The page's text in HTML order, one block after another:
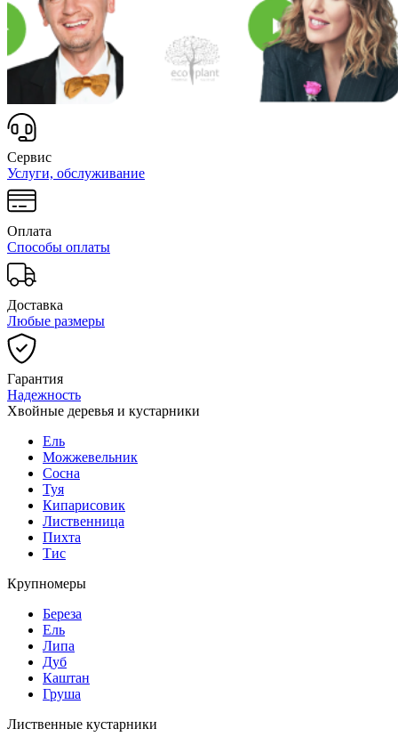
Сервис
Услуги, обслуживание
Оплата
Способы оплаты
Доставка
Любые размеры
Гарантия
Надежность
Хвойные деревья и кустарники
Ель
Можжевельник
Сосна
Туя
Кипарисовик
Лиственница
Пихта
Тис
Крупномеры
Береза
Ель
Липа
Дуб
Каштан
Груша
Лиственные кустарники